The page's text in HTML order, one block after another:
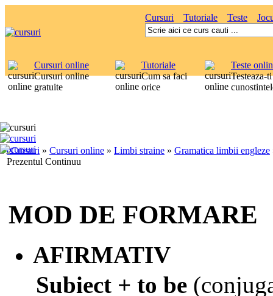
Cursuri Tutoriale Teste
Cursuri online
Cursuri online
gratuite
Tutoriale
Cum sa faci
orice
Teste
Testeaza-ti
eCursuri » Cursuri online » Limbi straine » Gramatica limbii engleze
Prezentul Continuu
MOD DE FORMARE
AFIRMATIV
Subiect + to be